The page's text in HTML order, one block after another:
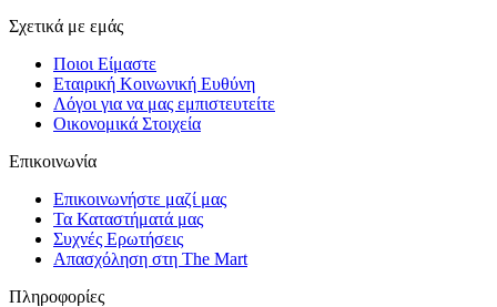
Σχετικά με εμάς
Ποιοι Είμαστε
Εταιρική Κοινωνική Ευθύνη
Λόγοι για να μας εμπιστευτείτε
Οικονομικά Στοιχεία
Επικοινωνία
Επικοινωνήστε μαζί μας
Τα Καταστήματά μας
Συχνές Ερωτήσεις
Απασχόληση στη The Mart
Πληροφορίες